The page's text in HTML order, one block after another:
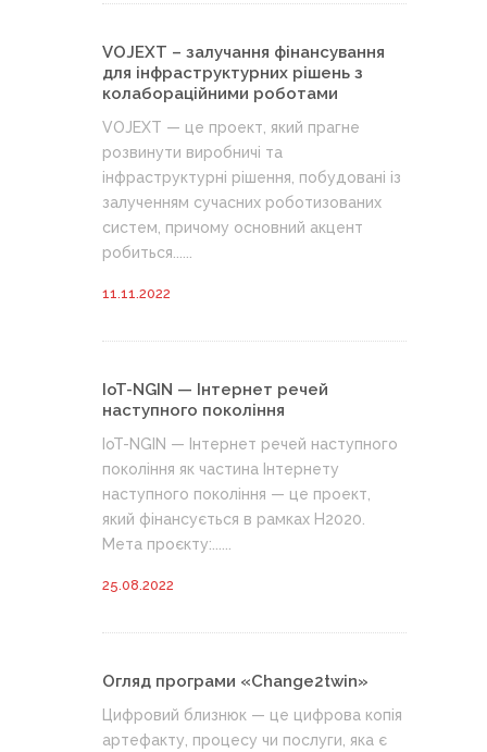
VOJEXT – залучання фінансування
для інфраструктурних рішень з
колабораційними роботами
VOJEXT — це проект, який прагне
розвинути виробничі та
інфраструктурні рішення, побудовані із
залученням сучасних роботизованих
систем, причому основний акцент
робиться......
11.11.2022
IoT-NGIN — Інтернет речей
наступного покоління
IoT-NGIN — Інтернет речей наступного
покоління як частина Інтернету
наступного покоління — це проект,
який фінансується в рамках H2020.
Мета проєкту:......
25.08.2022
Огляд програми «Change2twin»
Цифровий близнюк — це цифрова копія
артефакту, процесу чи послуги, яка є